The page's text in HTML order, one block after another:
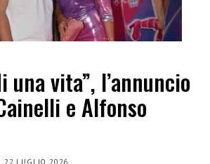
una vita”, l’annuncio
e Alfonso